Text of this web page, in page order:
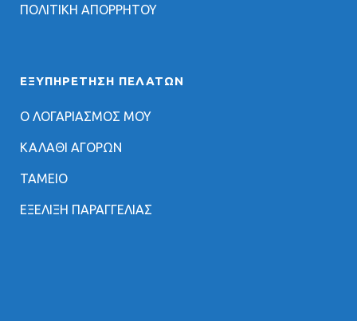
ΠΟΛΙΤΙΚΗ ΑΠΟΡΡΗΤΟΥ
ΕΞΥΠΗΡΈΤΗΣΗ ΠΕΛΑΤΏΝ
Ο ΛΟΓΑΡΙΑΣΜΟΣ ΜΟΥ
ΚΑΛΑΘΙ ΑΓΟΡΩΝ
ΤΑΜΕΙΟ
ΕΞΕΛΙΞΗ ΠΑΡΑΓΓΕΛΙΑΣ